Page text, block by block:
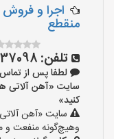
اجرا و فروش
منقطع
تلفن:
لطفا پس از تماس
کنید»
سایت «آهن
وهیچ‌گونه منفعت و